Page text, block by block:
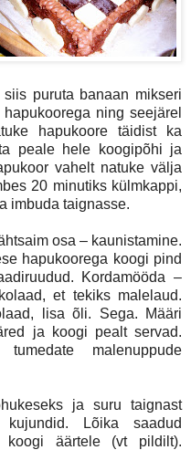
puruta banaan mikseri
ning seejärel
hapukoore täidist ka
peale hele koogipõhi ja
vahelt natuke välja
20 minutiks külmkappi,
imbuda taignasse.
osa – kaunistamine.
hapukoorega koogi pind
Kordamööda –
et tekiks malelaud.
lisa õli. Sega. Määri
ja koogi pealt servad.
malenuppude
ja suru taignast
kujundid. Lõika saadud
koogi äärtele (vt pildilt).